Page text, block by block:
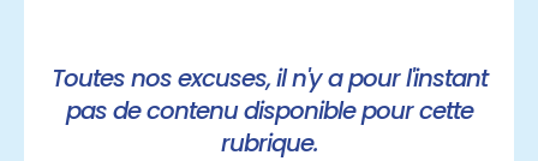
Toutes nos excuses, il n'y a pour l'instant
pas de contenu disponible pour cette
rubrique.